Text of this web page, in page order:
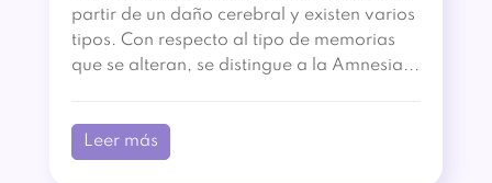
partir de un daño cerebral y existen varios
tipos. Con respecto al tipo de memorias
que se alteran, se distingue a la Amnesia...
Leer más